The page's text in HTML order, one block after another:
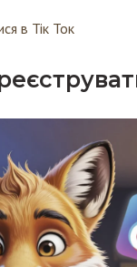
в Тік Ток